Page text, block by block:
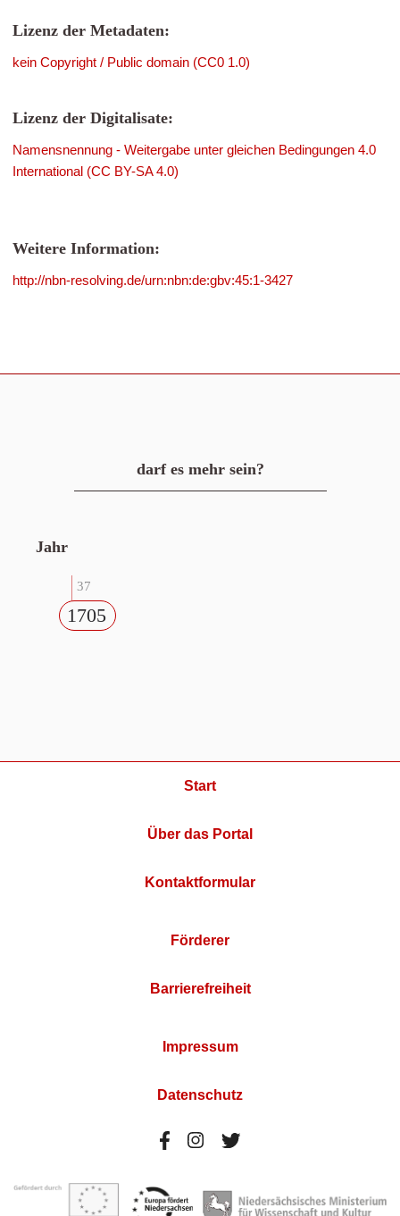
Lizenz der Metadaten:
kein Copyright / Public domain (CC0 1.0)
Lizenz der Digitalisate:
Namensnennung - Weitergabe unter gleichen Bedingungen 4.0
International (CC BY-SA 4.0)
Weitere Information:
http://nbn-resolving.de/urn:nbn:de:gbv:45:1-3427
darf es mehr sein?
Jahr
37
1705
Start
Über das Portal
Kontaktformular
Förderer
Barrierefreiheit
Impressum
Datenschutz